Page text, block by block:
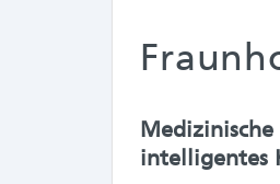
intelligentes